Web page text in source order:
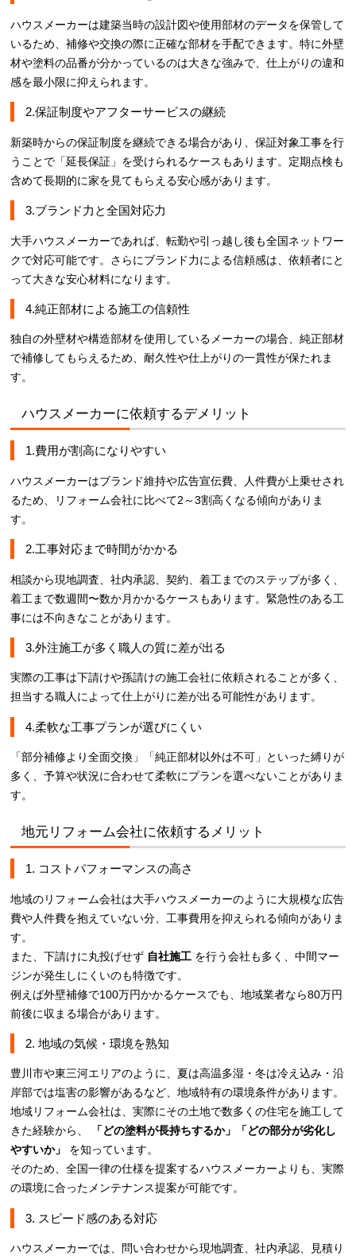
ハウスメーカーは建築当時の設計図や使用部材のデータを保管して
いるため、補修や交換の際に正確な部材を手配できます。特に外壁
材や塗料の品番が分かっているのは大きな強みで、仕上がりの違和
感を最小限に抑えられます。
2.保証制度やアフターサービスの継続
新築時からの保証制度を継続できる場合があり、保証対象工事を行
うことで「延長保証」を受けられるケースもあります。定期点検も
含めて長期的に家を見てもらえる安心感があります。
3.ブランド力と全国対応力
大手ハウスメーカーであれば、転勤や引っ越し後も全国ネットワー
クで対応可能です。さらにブランド力による信頼感は、依頼者にと
って大きな安心材料になります。
4.純正部材による施工の信頼性
独自の外壁材や構造部材を使用しているメーカーの場合、純正部材
で補修してもらえるため、耐久性や仕上がりの一貫性が保たれま
す。
ハウスメーカーに依頼するデメリット
1.費用が割高になりやすい
ハウスメーカーはブランド維持や広告宣伝費、人件費が上乗せされ
るため、リフォーム会社に比べて2～3割高くなる傾向がありま
す。
2.工事対応まで時間がかかる
相談から現地調査、社内承認、契約、着工までのステップが多く、
着工まで数週間〜数か月かかるケースもあります。緊急性のある工
事には不向きなことがあります。
3.外注施工が多く職人の質に差が出る
実際の工事は下請けや孫請けの施工会社に依頼されることが多く、
担当する職人によって仕上がりに差が出る可能性があります。
4.柔軟な工事プランが選びにくい
「部分補修より全面交換」「純正部材以外は不可」といった縛りが
多く、予算や状況に合わせて柔軟にプランを選べないことがありま
す。
地元リフォーム会社に依頼するメリット
1. コストパフォーマンスの高さ
地域のリフォーム会社は大手ハウスメーカーのように大規模な広告
費や人件費を抱えていない分、工事費用を抑えられる傾向がありま
す。
また、下請けに丸投げせず 自社施工 を行う会社も多く、中間マー
ジンが発生しにくいのも特徴です。
例えば外壁補修で100万円かかるケースでも、地域業者なら80万円
前後に収まる場合があります。
2. 地域の気候・環境を熟知
豊川市や東三河エリアのように、夏は高温多湿・冬は冷え込み・沿
岸部では塩害の影響があるなど、地域特有の環境条件があります。
地域リフォーム会社は、実際にその土地で数多くの住宅を施工して
きた経験から、
「どの塗料が長持ちするか」「どの部分が劣化し
やすいか」
を知っています。
そのため、全国一律の仕様を提案するハウスメーカーよりも、実際
の環境に合ったメンテナンス提案が可能です。
3. スピード感のある対応
ハウスメーカーでは、問い合わせから現地調査、社内承認、見積り